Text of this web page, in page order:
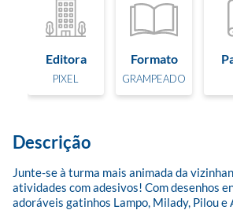
Editora
PIXEL
Formato
GRAMPEADO
Descrição
Junte-se à turma mais animada da
atividades com adesivos! Com desenhos
adoráveis gatinhos Lampo, Milady, Pilou e